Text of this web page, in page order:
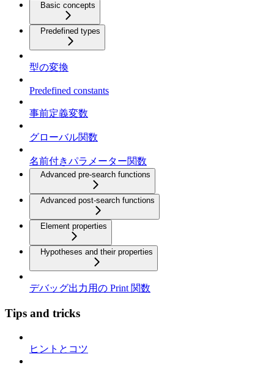
Basic concepts
Predefined types
型の変換
Predefined constants
事前定義変数
グローバル関数
名前付きパラメーター関数
Advanced pre-search functions
Advanced post-search functions
Element properties
Hypotheses and their properties
デバッグ出力用の Print 関数
Tips and tricks
ヒントとコツ